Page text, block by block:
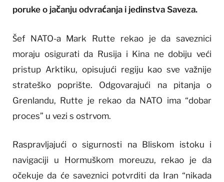
poruke o jačanju odvraćanja i jedinstva Saveza.
Šef NATO-a Mark Rutte rekao je da saveznici
moraju osigurati da Rusija i Kina ne dobiju veći
pristup Arktiku, opisujući regiju kao sve važnije
strateško poprište. Odgovarajući na pitanja o
Grenlandu, Rutte je rekao da NATO ima “dobar
proces” u vezi s ostrvom.
Raspravljajući o sigurnosti na Bliskom istoku i
navigaciji u Hormuškom moreuzu, rekao je da
očekuje da će saveznici potvrditi da Iran “nikada